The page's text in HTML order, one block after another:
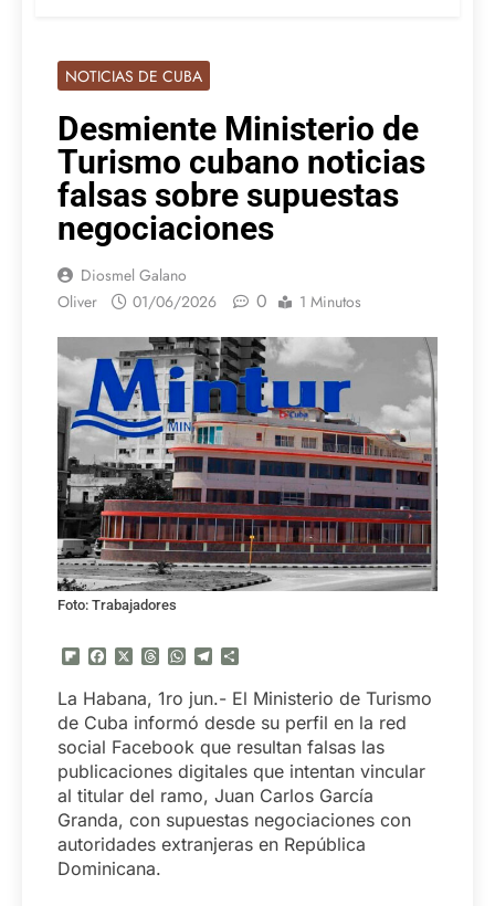
NOTICIAS DE CUBA
Desmiente Ministerio de
Turismo cubano noticias
falsas sobre supuestas
negociaciones
Diosmel Galano
Oliver
01/06/2026 0 1 Minutos
Foto: Trabajadores
Flipboard
FacebookThreadsWhatsApp
Telegram
La Habana, 1ro jun.- El Ministerio de Turismo
de Cuba informó desde su perfil en la red
social Facebook que resultan falsas las
publicaciones digitales que intentan vincular
al titular del ramo, Juan Carlos García
Granda, con supuestas negociaciones con
autoridades extranjeras en República
Dominicana.